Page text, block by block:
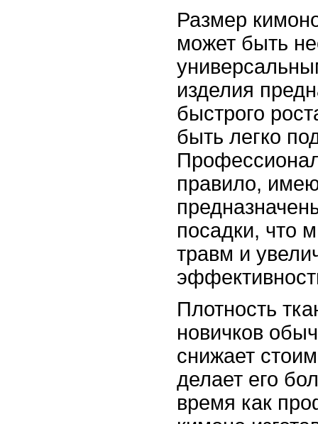
Размер
может быть
изделия
быстрого
быть легко
правило,
посадки, что
травм и
Плотность
новичков
снижает
делает его
время как